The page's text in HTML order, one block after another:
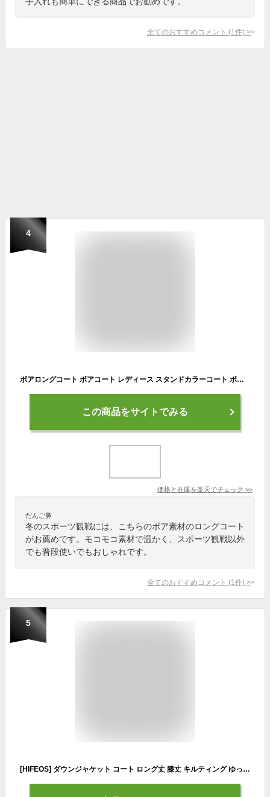
全てのおすすめコメント (1 件) >
4
ボアロングコート ボアコート レディース スタンドカラーコート ボアブルゾン モコモコ アウター 冬コート レディースコート ロングコート ボア コート ロング 冬 秋冬 もこもこ コート 大人カジュアル ロングブルゾン ロング丈 送料無料
この商品をサイトでみる
価格と在庫を楽天でチェック >>
だんご鼻
冬のスポーツ観戦には、こちらのボア素材のロングコート
がお薦めです。モコモコ素材で温かく、スポーツ観戦以外
でも普段使いでもおしゃれです。
全てのおすすめコメント (1 件) >
5
[HIFEOS] ダウンジャケット コート ロング丈 膝丈 キルティング ゆったり ダウン 防寒 防風 暖かい アウター 通風性 M 肌触 ポケット付き モコモコ ふんわり アウター ミドル丈 学院風 学生 カジュアル ファー 洗える 森ガール普段 赤い 通勤